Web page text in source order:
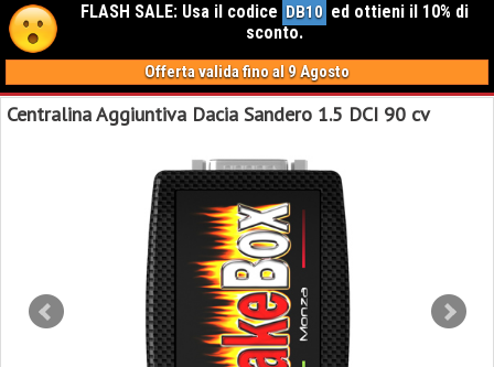
FLASH SALE: Usa il codice DB10 ed ottieni il 10% di
sconto.
Offerta valida fino al 9 Agosto
Centralina Aggiuntiva Dacia Sandero 1.5 DCI 90 cv